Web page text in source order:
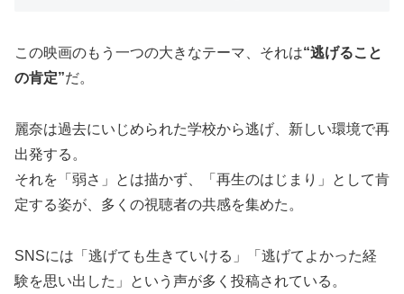
この映画のもう一つの大きなテーマ、それは“逃げること
の肯定”だ。
麗奈は過去にいじめられた学校から逃げ、新しい環境で再
出発する。
それを「弱さ」とは描かず、「再生のはじまり」として肯
定する姿が、多くの視聴者の共感を集めた。
SNSには「逃げても生きていける」「逃げてよかった経
験を思い出した」という声が多く投稿されている。